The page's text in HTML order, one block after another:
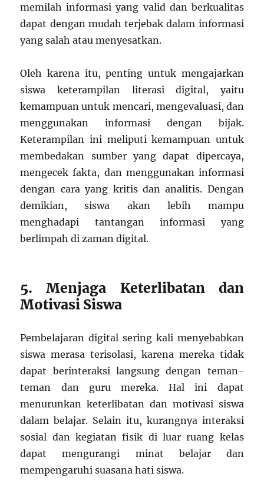
memilah informasi yang valid dan berkualitas
dapat dengan mudah terjebak dalam informasi
yang salah atau menyesatkan.
Oleh karena itu, penting untuk mengajarkan
siswa keterampilan literasi digital, yaitu
kemampuan untuk mencari, mengevaluasi, dan
menggunakan informasi dengan bijak.
Keterampilan ini meliputi kemampuan untuk
membedakan sumber yang dapat dipercaya,
mengecek fakta, dan menggunakan informasi
dengan cara yang kritis dan analitis. Dengan
demikian, siswa akan lebih mampu
menghadapi tantangan informasi yang
berlimpah di zaman digital.
5. Menjaga Keterlibatan dan
Motivasi Siswa
Pembelajaran digital sering kali menyebabkan
siswa merasa terisolasi, karena mereka tidak
dapat berinteraksi langsung dengan teman-
teman dan guru mereka. Hal ini dapat
menurunkan keterlibatan dan motivasi siswa
dalam belajar. Selain itu, kurangnya interaksi
sosial dan kegiatan fisik di luar ruang kelas
dapat mengurangi minat belajar dan
mempengaruhi suasana hati siswa.